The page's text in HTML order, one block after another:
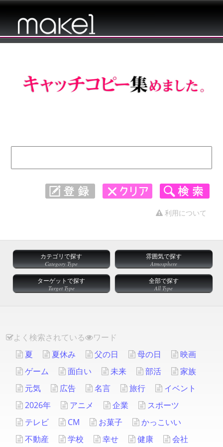
利用について
カテゴリで探す
Category Type
雰囲気で探す
Atmosphere
ターゲットで探す
Target Type
全部で探す
All Type
よく検索されている
ワード
夏
夏休み 父の日 母の日
映画
ゲーム
面白い 未来 部活
家族
元気
広告 名言 旅行
イベント
2026年
アニメ 企業
スポーツ
テレビ
CM お菓子
かっこいい
不動産
学校 幸せ 健康 会社